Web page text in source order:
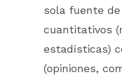
sola fuente
cuantitativos
estadísticas)
(opiniones,